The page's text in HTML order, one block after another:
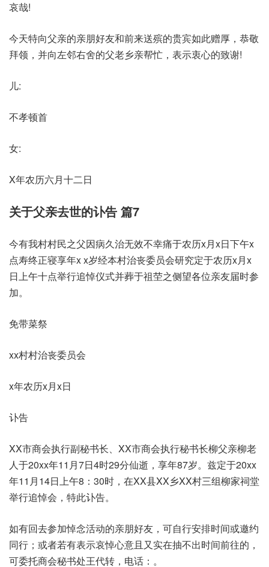
哀哉!
今天特向父亲的亲朋好友和前来送殡的贵宾如此赠厚，恭敬
拜领，并向左邻右舍的父老乡亲帮忙，表示衷心的致谢!
儿:
不孝顿首
女:
X年农历六月十二日
关于父亲去世的讣告 篇7
今有我村村民之父因病久治无效不幸痛于农历x月x日下午x
点寿终正寝享年x x岁经本村治丧委员会研究定于农历x月x
日上午十点举行追悼仪式并葬于祖茔之侧望各位亲友届时参
加。
免带菜祭
xx村村治丧委员会
x年农历x月x日
讣告
XX市商会执行副秘书长、XX市商会执行秘书长柳父亲柳老
人于20xx年11月7日4时29分仙逝，享年87岁。兹定于20xx
年11月14日上午8：30时，在XX县XX乡XX村三组柳家祠堂
举行追悼会，特此讣告。
如有回去参加悼念活动的亲朋好友，可自行安排时间或邀约
同行；或者若有表示哀悼心意且又实在抽不出时间前往的，
可委托商会秘书处王代转，电话：。